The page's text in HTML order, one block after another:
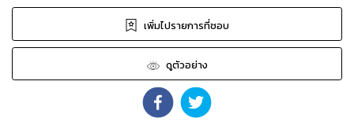
เพิ่มไปรายการที่ชอบ
ดูตัวอย่าง